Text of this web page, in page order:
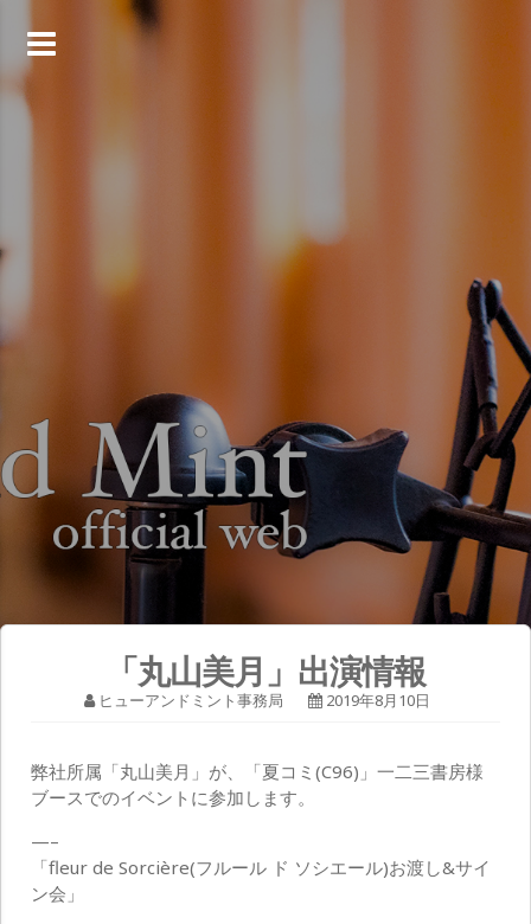
テ
ン
ッ
プ
「丸山美月」出演情報
ヒューアンドミント事務局 2019年8月10日
弊社所属「丸山美月」が、「夏コミ(C96)」一二三書房様
ブースでのイベントに参加します。
—–
「fleur de Sorcière(フルール ド ソシエール)お渡し&サイ
ン会」